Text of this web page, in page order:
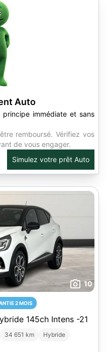
Auto
immédiate et sans
remboursé. Vérifiez vos
de vous engager.
Simulez votre prêt Auto
10
2 MOIS
145ch Intens -21
34 651 km
Hybride